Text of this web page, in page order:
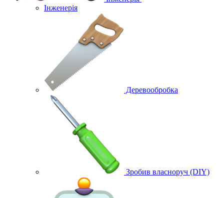
Інженерія
Деревообробка
Зробив власноруч (DIY)